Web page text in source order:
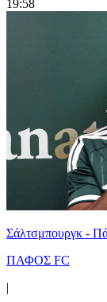
19:58
Σάλτσμπουργκ -
ΠΑΦΟΣ FC
|